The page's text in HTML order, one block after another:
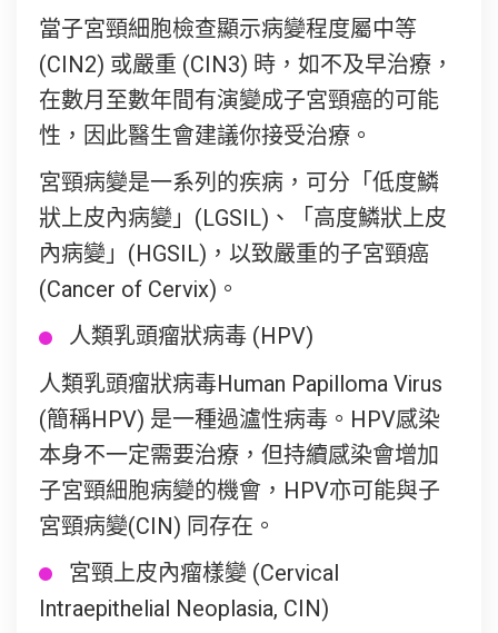
當子宮頸細胞檢查顯示病變程度屬中等
(CIN2) 或嚴重 (CIN3) 時，如不及早治療，
在數月至數年間有演變成子宮頸癌的可能
性，因此醫生會建議你接受治療。
宮頸病變是一系列的疾病，可分「低度鱗
狀上皮內病變」(LGSIL)、「高度鱗狀上皮
內病變」(HGSIL)，以致嚴重的子宮頸癌
(Cancer of Cervix)。
人類乳頭瘤狀病毒 (HPV)
人類乳頭瘤狀病毒Human Papilloma Virus
(簡稱HPV) 是一種過瀘性病毒。HPV感染
本身不一定需要治療，但持續感染會增加
子宮頸細胞病變的機會，HPV亦可能與子
宮頸病變(CIN) 同存在。
宮頸上皮內瘤樣變 (Cervical
Intraepithelial Neoplasia, CIN)